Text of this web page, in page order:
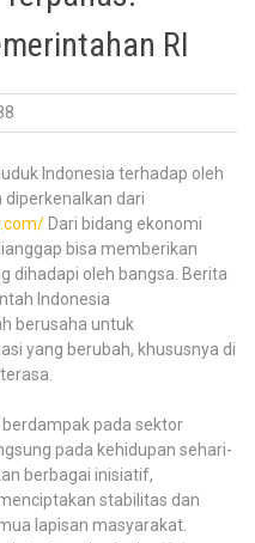
RI
Indonesia terhadap oleh
dari
Dari bidang ekonomi
bisa memberikan
dihadapi oleh bangsa. Berita
Indonesia
berusaha untuk
yang berubah, khususnya di
pada sektor
pada kehidupan sehari-
berbagai inisiatif,
stabilitas dan
lapisan masyarakat.